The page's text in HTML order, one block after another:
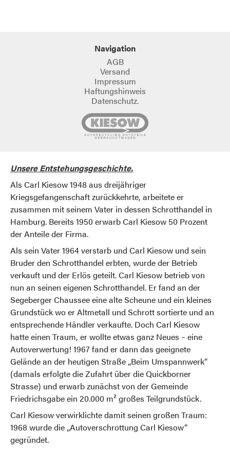
Navigation
AGB
Versand
Impressum
Haftungshinweis
Datenschutz.
Unsere Entstehungsgeschichte.
Als Carl Kiesow 1948 aus dreijähriger
Kriegsgefangenschaft zurückkehrte, arbeitete er
zusammen mit seinem Vater in dessen Schrotthandel in
Hamburg. Bereits 1950 erwarb Carl Kiesow 50 Prozent
der Anteile der Firma.
Als sein Vater 1964 verstarb und Carl Kiesow und sein
Bruder den Schrotthandel erbten, wurde der Betrieb
verkauft und der Erlös geteilt. Carl Kiesow betrieb von
nun an seinen eigenen Schrotthandel. Er fand an der
Segeberger Chaussee eine alte Scheune und ein kleines
Grundstück wo er Altmetall und Schrott sortierte und an
entsprechende Händler verkaufte. Doch Carl Kiesow
hatte einen Traum, er wollte etwas ganz Neues – eine
Autoverwertung! 1967 fand er dann das geeignete
Gelände an der heutigen Straße „Beim Umspannwerk“
(damals erfolgte die Zufahrt über die Quickborner
Strasse) und erwarb zunächst von der Gemeinde
Friedrichsgabe ein 20.000 m² großes Teilgrundstück.
Carl Kiesow verwirklichte damit seinen großen Traum:
1968 wurde die „Autoverschrottung Carl Kiesow“
gegründet.